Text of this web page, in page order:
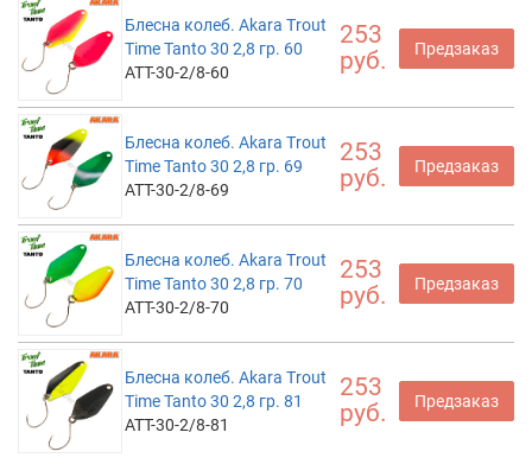
Блесна колеб. Akara Trout
Time Tanto 30 2,8 гр. 60
ATT-30-2/8-60
253
руб.
Предзаказ
Блесна колеб. Akara Trout
Time Tanto 30 2,8 гр. 69
ATT-30-2/8-69
253
руб.
Предзаказ
Блесна колеб. Akara Trout
Time Tanto 30 2,8 гр. 70
ATT-30-2/8-70
253
руб.
Предзаказ
Блесна колеб. Akara Trout
Time Tanto 30 2,8 гр. 81
ATT-30-2/8-81
253
руб.
Предзаказ